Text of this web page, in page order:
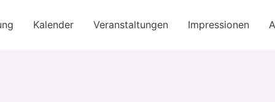
Kalender Veranstaltungen Impressionen